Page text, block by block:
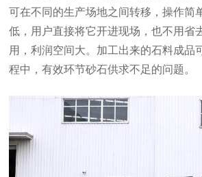
可在不同的生产场地之间转移，操作简
低，用户直接将它开进现场，也不用省
用，利润空间大。加工出来的石料成品
程中，有效环节砂石供求不足的问题。